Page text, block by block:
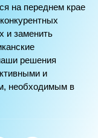
на переднем крае
и заменить
решения
и
необходимым в